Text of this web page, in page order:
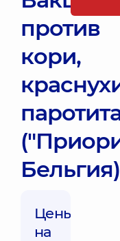
против
кори,
Бельгия)
Цены
на